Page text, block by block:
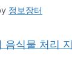
정보장터